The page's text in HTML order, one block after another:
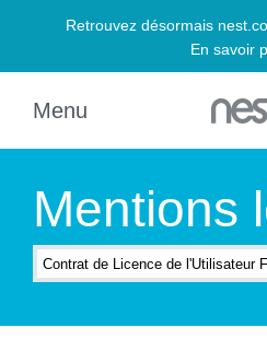
Mentions